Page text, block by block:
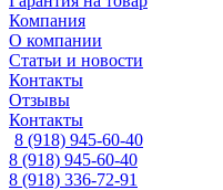
Компания
О компании
Статьи и новости
Контакты
Отзывы
Контакты
8 (918) 945-60-40
8 (918) 945-60-40
8 (918) 336-72-91